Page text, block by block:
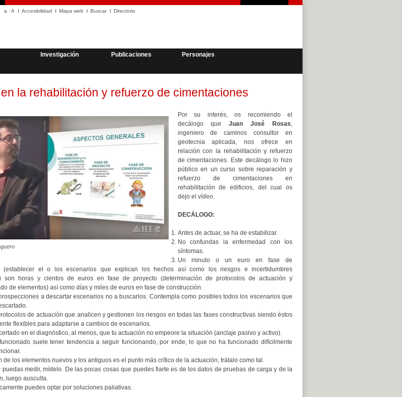
a ·A Accesibilidad Mapa web Buscar Directorio
Investigación Publicaciones
Personajes
la rehabilitación y refuerzo de cimentaciones
Por su interés, os recomiendo el
decálogo queJuan José Rosas,
ingeniero de caminos consultor en
geotecnia aplicada, nos ofrece en
relación con la rehabilitación y refuerzo
de cimentaciones. Este decálogo lo hizo
público en un curso sobre reparación y
refuerzo de cimentaciones en
rehabilitación de edificios, del cual os
dejo el vídeo.
DECÁLOGO:
Antes de actuar, se ha de estabilizar.
No confundas la enfermedad con los
síntomas.
Un minuto o un euro en fase de
(establecer el o los escenarios que explican los hechos así como los riesgos e incertidumbres
son horas y cientos de euros en fase de proyecto (determinación de protocolos de actuación y
de elementos) así como días y miles de euros en fase de construcción.
a descartar escenarios no a buscarlos. Contempla como posibles todos los escenarios que
de actuación que analicen y gestionen los riesgos en todas las fases constructivas siendo éstos
flexibles para adaptarse a cambios de escenarios.
en el diagnóstico, al menos, que tu actuación no empeore la situación (anclaje pasivo y activo).
suele tener tendencia a seguir funcionando, por ende, lo que no ha funcionado difícilmente
de los elementos nuevos y los antiguos es el punto más crítico de la actuación, trátalo como tal.
puedas medir, mídelo. De las pocas cosas que puedes fiarte es de los datos de pruebas de carga y de la
luego ausculta.
puedes optar por soluciones paliativas.